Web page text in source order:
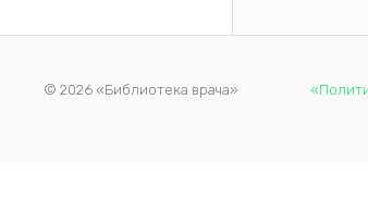
© 2026 «Библиотека врача»